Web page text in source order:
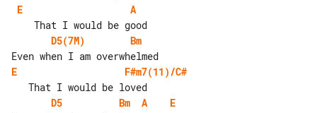
E
A
D5(7M)
Bm
E
F#m7(11)/C#
D5
Bm A
E